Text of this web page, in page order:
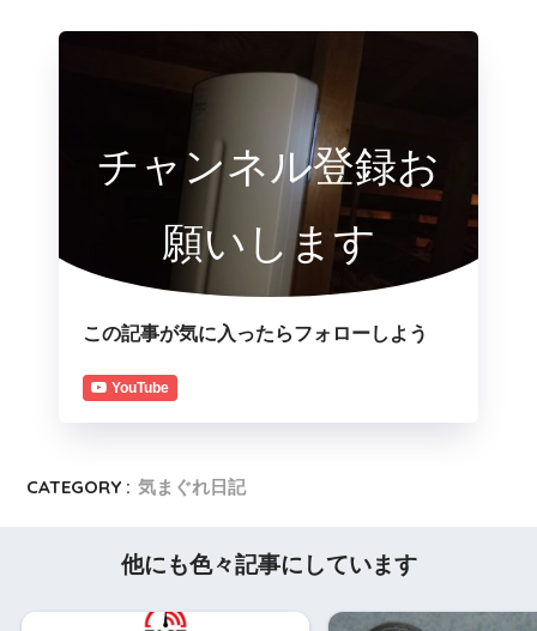
チャンネル登録お
願いします
この記事が気に入ったらフォローしよう
YouTube
CATEGORY : 気まぐれ日記
他にも色々記事にしています